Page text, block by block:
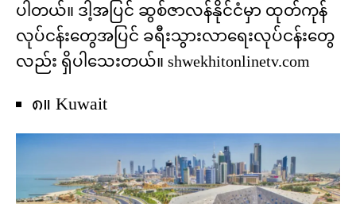
ပါတယ်။ ဒါ့အပြင် ဆွစ်ဇာလန်နိုင်ငံမှာ ထုတ်ကုန်
လုပ်ငန်းတွေအပြင် ခရီးသွားလာရေးလုပ်ငန်းတွေ
လည်း ရှိပါသေးတယ်။ shwekhitonlinetv.com
၈။ Kuwait